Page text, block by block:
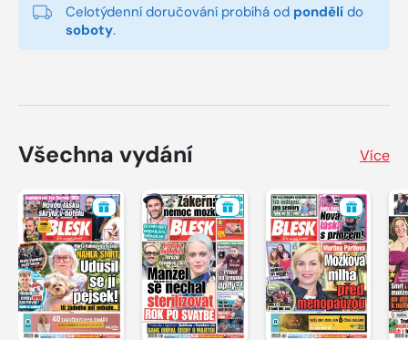
Celotýdenní doručování probíhá od pondělí do
soboty.
Všechna vydání Více